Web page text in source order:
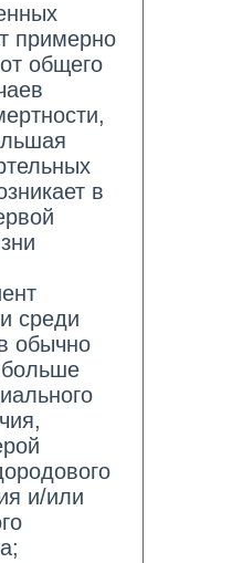
примерно
общего
в
среди
обычно
больше
и/или